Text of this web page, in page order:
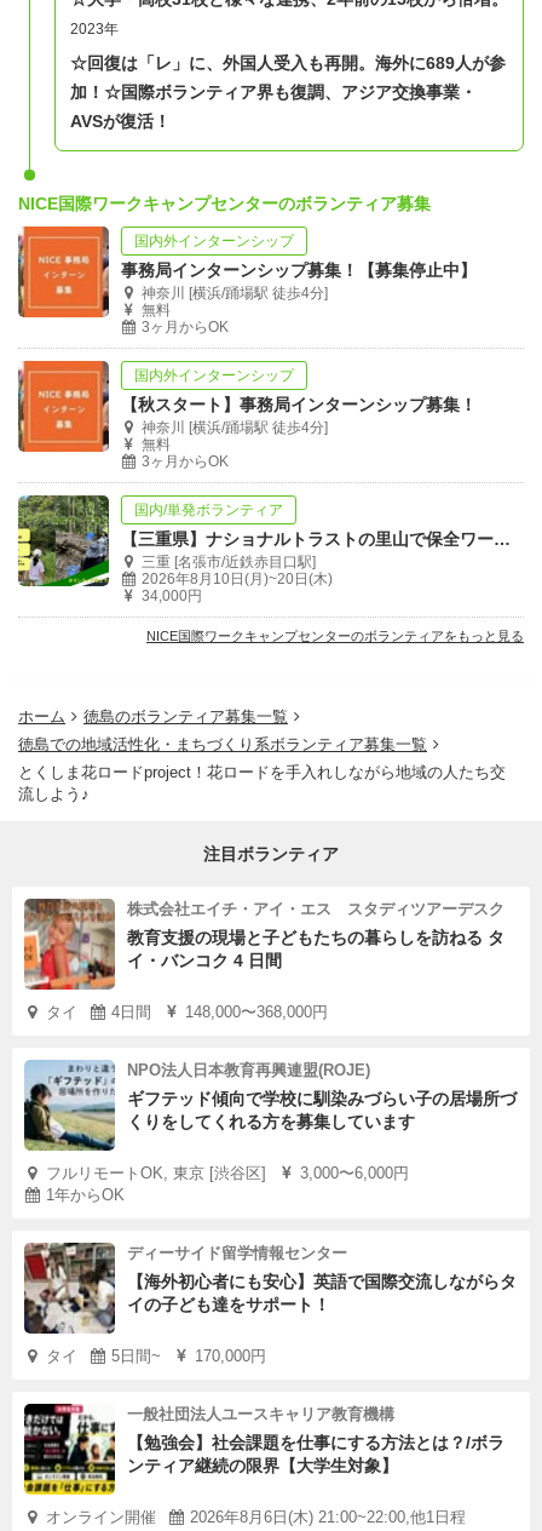
2023年
☆回復は「レ」に、外国人受入も再開。海外に689人が参
加！ ☆国際ボランティア界も復調、アジア交換事業・
AVSが復活！
NICE国際ワークキャンプセンターのボランティア募集
国内外インターンシップ
事務局インターンシップ募集！【募集停止中】
神奈川 [横浜/踊場駅 徒歩4分]
無料
3ヶ月からOK
国内外インターンシップ
【秋スタート】事務局インターンシップ募集！
神奈川 [横浜/踊場駅 徒歩4分]
無料
3ヶ月からOK
国内/単発ボランティア
【三重県】ナショナルトラストの里山で保全ワーク&子どもキャンプ補佐！
三重 [名張市/近鉄赤目口駅]
2026年8月10日(月)~20日(木)
34,000円
NICE国際ワークキャンプセンターのボランティアをもっと見る
ホーム
徳島のボランティア募集一覧
徳島での地域活性化・まちづくり系ボランティア募集一覧
とくしま花ロードproject！花ロードを手入れしながら地域の人たち交
流しよう♪
注目ボランティア
株式会社エイチ・アイ・エス スタディツアーデスク
教育支援の現場と子どもたちの暮らしを訪ねる タ
イ・バンコク 4 日間
タイ 4日間 148,000〜368,000円
NPO法人日本教育再興連盟(ROJE)
ギフテッド傾向で学校に馴染みづらい子の居場所づ
くりをしてくれる方を募集しています
フルリモートOK, 東京 [渋谷区]
3,000〜6,000円
1年からOK
ディーサイド留学情報センター
【海外初心者にも安心】英語で国際交流しながらタ
イの子ども達をサポート！
タイ 5日間~ 170,000円
一般社団法人ユースキャリア教育機構
【勉強会】社会課題を仕事にする方法とは？/ボラ
ンティア継続の限界【大学生対象】
オンライン開催
2026年8月6日(木) 21:00~22:00,他1日程